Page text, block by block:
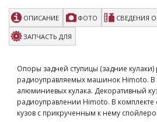
для радиоуправляемых
23637 86 грн есть в наличии
Крепление сервопривода для
запчасти для
Шимы 2,6*6*0,5 6 шт. (28676
радиоуправляемых моделей
28676 86 грн есть в наличии
Регулятор скорости
ОПИСАНИЕ ФОТО СВЕДЕНИЯ
ЗАПЧАСТЬ ДЛЯ
Опоры задней ступицы (задние
радиоуправляемых машинок Himoto. В
алюминиевых кулака. Декоративный
радиоуправлении Himoto. В комплекте
кузов с прикрученным к нему